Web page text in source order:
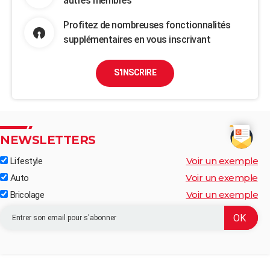
Profitez de nombreuses fonctionnalités
supplémentaires en vous inscrivant
S'INSCRIRE
NEWSLETTERS
Lifestyle Voir un exemple
Auto Voir un exemple
Bricolage Voir un exemple